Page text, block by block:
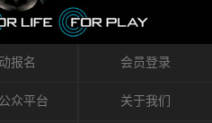
剖下过敏的原因，然后简说一下
贴布贴扎后预防应对。我把导致过敏的
简单分为外因和内因。外因1，贴布贴布
面料的伸展率、回缩率、纤维的刺激
细胞就会发生病态变化。 在一定的状
细胞因子会自动捕捉异常，并在细胞之
适当的修复信息。可以收集各自所需的
联；细胞因子的连锁反应）。 如果这种
人员认为，整个身体的网络是由坚韧
的蛋白质结构所支撑的相互连接的充满
空间构成的。如果作为脏器，这是人体
脏器，约占体重的20%（相比之下，皮
，有助于细胞的再生和恢复。“1”“雪花”
报名 会员登录
众平台 关于我们